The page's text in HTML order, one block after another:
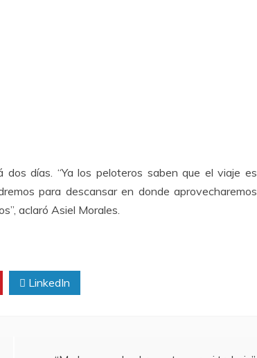
días. “Ya los peloteros saben que el viaje es
para descansar en donde aprovecharemos
aclaró Asiel Morales.
LinkedIn